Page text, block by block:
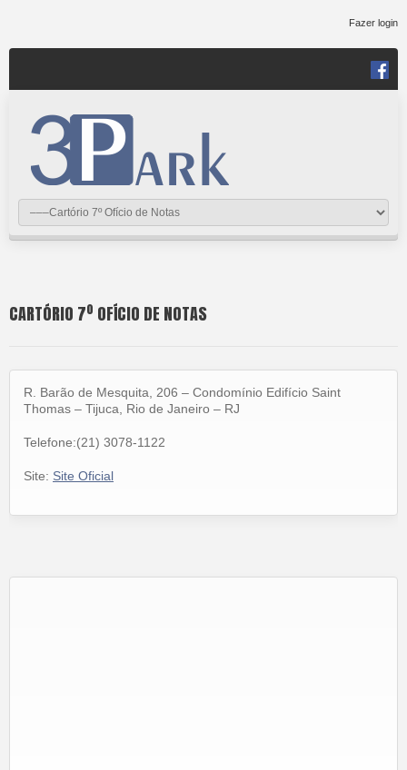
Fazer login
CARTÓRIO 7º OFÍCIO DE NOTAS
R. Barão de Mesquita, 206 – Condomínio Edifício Saint
Thomas – Tijuca, Rio de Janeiro – RJ
Telefone:(21) 3078-1122
Site: Site Oficial